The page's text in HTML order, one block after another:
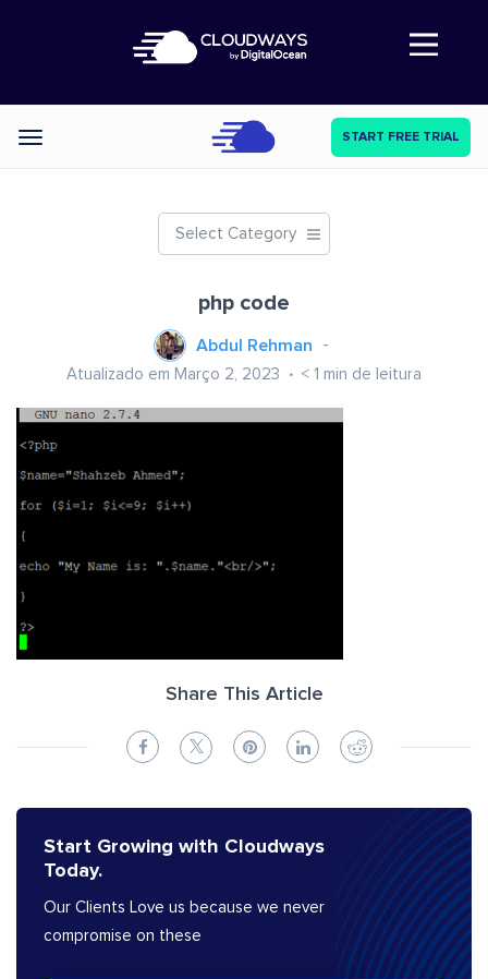
Abre a navegação
Categories START FREE TRIAL
Select Category
php code
Abdul Rehman
Atualizado em Março 2, 2023 < 1 min de leitura
Share This Article
Start Growing with Cloudways
Today.
Our Clients Love us because we never
compromise on these